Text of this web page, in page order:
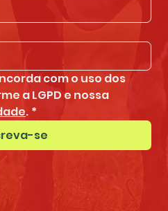
com o uso dos
. *
se